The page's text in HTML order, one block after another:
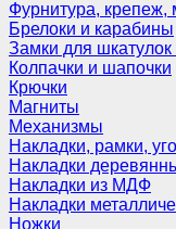
Фурнитура, крепеж,
Брелоки и карабины
Замки для
Колпачки и шапочки
Крючки
Магниты
Механизмы
Накладки, рамки,
Накладки
Накладки из МДФ
Накладки
Ножки